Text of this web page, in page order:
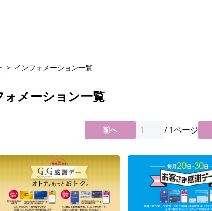
インフォメーション一覧
メーション一覧
前へ / 1ページ